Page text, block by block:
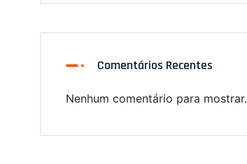
Comentários Recentes
Nenhum comentário para mostrar.